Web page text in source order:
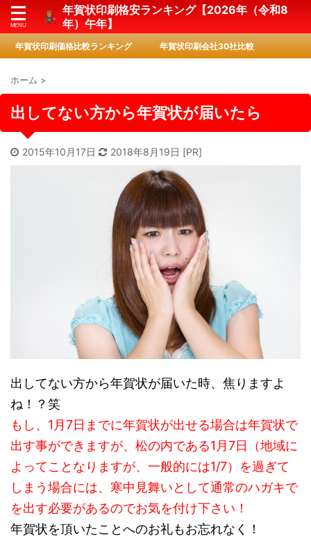
年賀状印刷格安ランキング【2026年（令和8
年）午年】
年賀状印刷価格比較ランキング 年賀状印刷会社30社比較
ホーム >
出してない方から年賀状が届いたら
2015年10月17日 2018年8月19日
出してない方から年賀状が届いた時、焦りますよ
ね！？笑
もし、1月7日までに年賀状が出せる場合は年賀状で
出す事ができますが、松の内である1月7日（地域に
よってことなりますが、一般的には1/7）を過ぎて
しまう場合には、寒中見舞いとして通常のハガキで
を出す必要があるのでお気を付け下さい！
年賀状を頂いたことへのお礼もお忘れなく！